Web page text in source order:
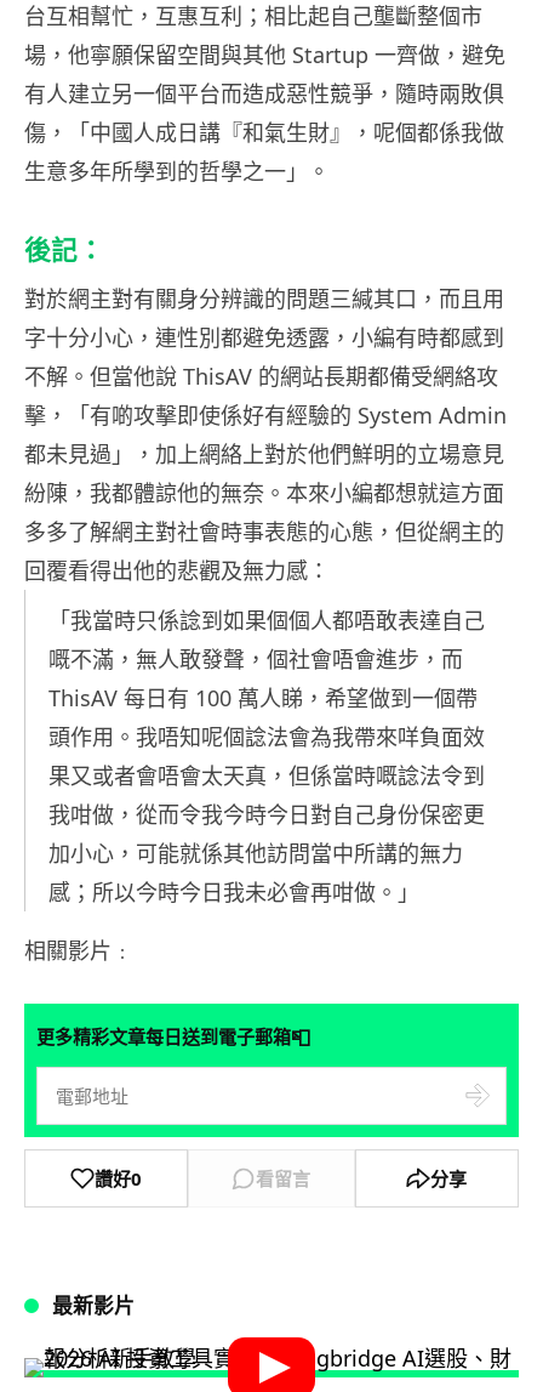
台互相幫忙，互惠互利；相比起自己壟斷整個市
場，他寧願保留空間與其他 Startup 一齊做，避免
有人建立另一個平台而造成惡性競爭，隨時兩敗俱
傷，「中國人成日講『和氣生財』，呢個都係我做
生意多年所學到的哲學之一」。
後記：
對於網主對有關身分辨識的問題三緘其口，而且用
字十分小心，連性別都避免透露，小編有時都感到
不解。但當他說 ThisAV 的網站長期都備受網絡攻
擊，「有啲攻擊即使係好有經驗的 System Admin
都未見過」，加上網絡上對於他們鮮明的立場意見
紛陳，我都體諒他的無奈。本來小編都想就這方面
多多了解網主對社會時事表態的心態，但從網主的
回覆看得出他的悲觀及無力感：
「我當時只係諗到如果個個人都唔敢表達自己
嘅不滿，無人敢發聲，個社會唔會進步，而
ThisAV 每日有 100 萬人睇，希望做到一個帶
頭作用。我唔知呢個諗法會為我帶來咩負面效
果又或者會唔會太天真，但係當時嘅諗法令到
我咁做，從而令我今時今日對自己身份保密更
加小心，可能就係其他訪問當中所講的無力
感；所以今時今日我未必會再咁做。」
相關影片﹕
更多精彩文章每日送到電子郵箱📮
讚好0 看留言 分享
最新影片